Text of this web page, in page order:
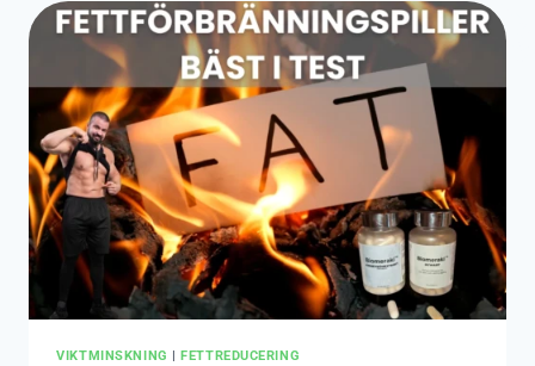
PLATT
MAGE
VIKTMINSKNING FETTREDUCERING